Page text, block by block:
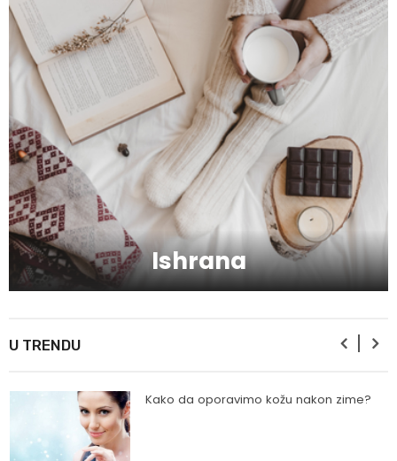
Ishrana
U TRENDU
Zbog čega je zumba sve popularnija?
Mitovi o zdravoj hrani
Skijanje pa plivanje, idealne aktivnosti na
raspustu u Sloveniji
Kako da oporavimo kožu nakon zime?